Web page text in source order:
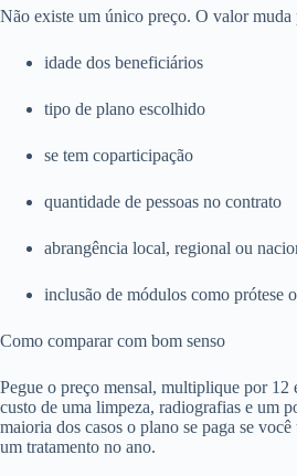
Não existe um único preço. O valor muda
idade dos beneficiários
tipo de plano escolhido
se tem coparticipação
quantidade de pessoas no contrato
abrangência local, regional ou
inclusão de módulos como prótese
Como comparar com bom senso
Pegue o preço mensal, multiplique por 12
custo de uma limpeza, radiografias e um
maioria dos casos o plano se paga se
um tratamento no ano.